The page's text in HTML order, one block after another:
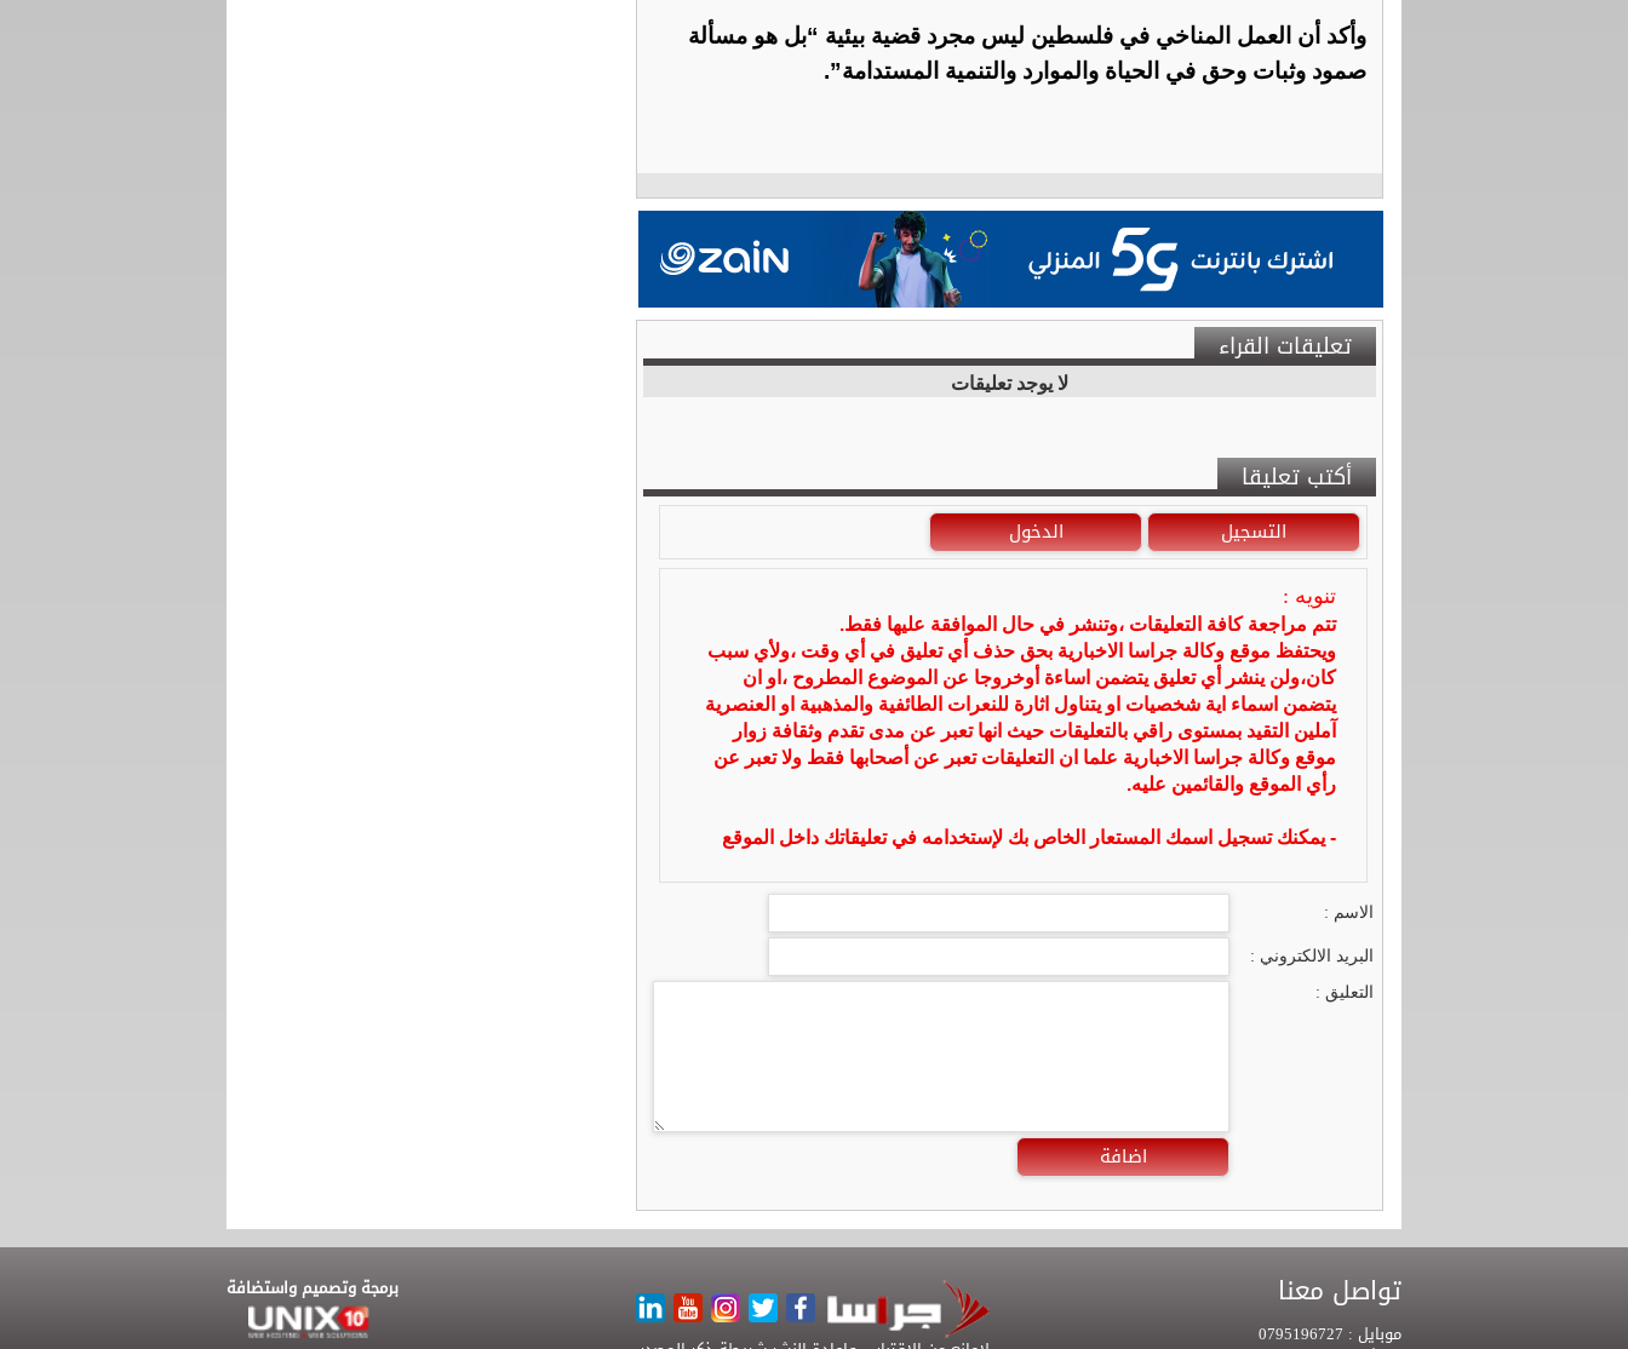
وأكد أن العمل المناخي في فلسطين ليس مجرد قضية بيئية “بل هو مسألة
صمود وثبات وحق في الحياة والموارد والتنمية المستدامة”.
تعليقات القراء
لا يوجد تعليقات
أكتب تعليقا
التسجيل الدخول
تنويه :
تتم مراجعة كافة التعليقات ،وتنشر في حال الموافقة عليها فقط.
ويحتفظ موقع وكالة جراسا الاخبارية بحق حذف أي تعليق في أي وقت ،ولأي سبب
كان،ولن ينشر أي تعليق يتضمن اساءة أوخروجا عن الموضوع المطروح ،او ان
يتضمن اسماء اية شخصيات او يتناول اثارة للنعرات الطائفية والمذهبية او العنصرية
آملين التقيد بمستوى راقي بالتعليقات حيث انها تعبر عن مدى تقدم وثقافة زوار
موقع وكالة جراسا الاخبارية علما ان التعليقات تعبر عن أصحابها فقط ولا تعبر عن
رأي الموقع والقائمين عليه.
- يمكنك تسجيل اسمك المستعار الخاص بك لإستخدامه في تعليقاتك داخل الموقع
الاسم :
البريد الالكتروني :
التعليق :
اضافة
تواصل معنا
موبايل :
برمجة وتصميم واستضافة